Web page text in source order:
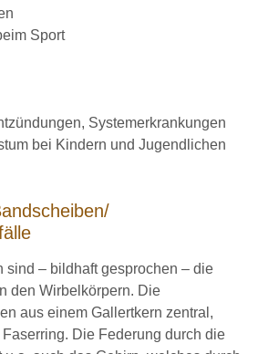
Sport
Systemerkrankungen
bei Kindern und Jugendlichen
sind – bildhaft gesprochen – die
den Wirbelkörpern. Die
aus einem Gallertkern zentral,
Die Federung durch die